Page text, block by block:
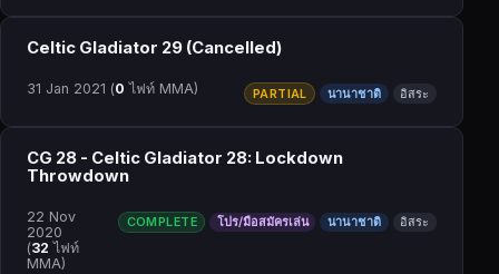
31 Jan 2021 (0 ไฟท์ MMA)
Celtic Gladiator 29 (Cancelled)
PARTIAL นานาชาติ อิสระ
22 Nov
2020
(32 ไฟท์
MMA)
CG 28 - Celtic Gladiator 28: Lockdown
Throwdown
COMPLETE โปร/มือสมัครเล่น นานาชาติ อิสระ